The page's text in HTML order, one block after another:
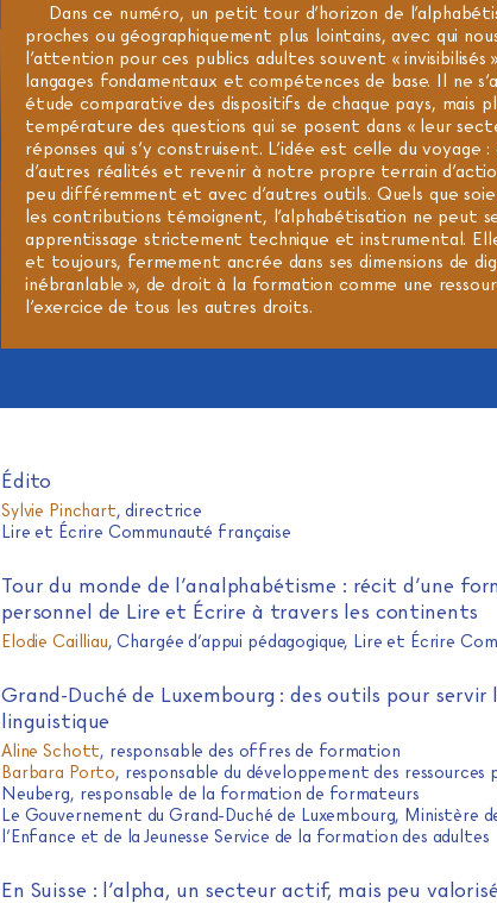
Dans ce numéro, un petit tour d’horizon de
proches ou géographiquement plus lointains, avec qui
l’attention pour ces publics adultes souvent «
langages fondamentaux et compétences de base. Il ne
étude comparative des dispositifs de chaque pays, mais
température des questions qui se posent dans « leur
réponses qui s’y construisent. L’idée est celle du voyage
d’autres réalités et revenir à notre propre terrain
peu différemment et avec d’autres outils. Quels que
les contributions témoignent, l’alphabétisation ne peut
apprentissage strictement technique et instrumental.
et toujours, fermement ancrée dans ses dimensions de
inébranlable », de droit à la formation comme une
l’exercice de tous les autres droits.
Édito
Sylvie Pinchart, directrice
Lire et Écrire Communauté française
Tour du monde de l’analphabétisme : récit d’une
personnel de Lire et Écrire à travers les continents
Elodie Cailliau, Chargée d’appui pédagogique, Lire et Écrire
Grand-Duché de Luxembourg : des outils pour servir
linguistique
Aline Schott, responsable des offres de formation
Barbara Porto, responsable du développement des ressources
Neuberg, responsable de la formation de formateurs
Le Gouvernement du Grand-Duché de Luxembourg, Ministère
l’Enfance et de la Jeunesse Service de la formation des adultes
En Suisse : l’alpha, un secteur actif, mais peu valorisé